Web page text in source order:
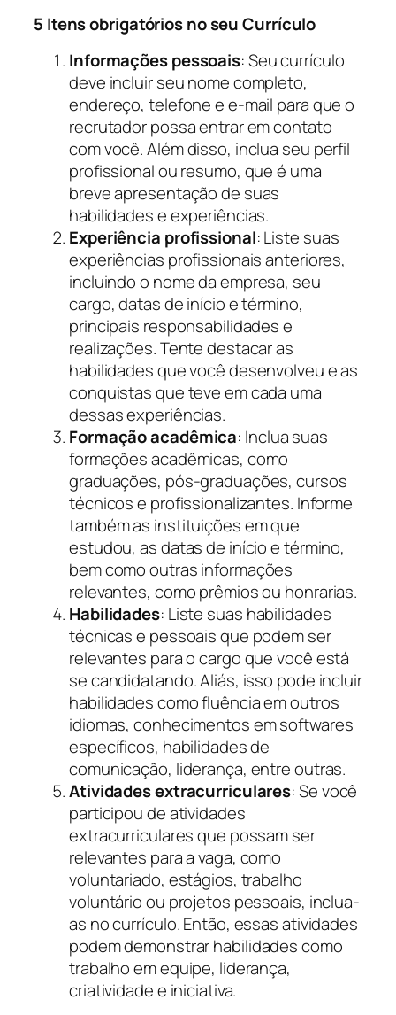
5 Itens obrigatórios no seu Currículo
Informações pessoais: Seu currículo
deve incluir seu nome completo,
endereço, telefone e e-mail para que o
recrutador possa entrar em contato
com você. Além disso, inclua seu perfil
profissional ou resumo, que é uma
breve apresentação de suas
habilidades e experiências.
Experiência profissional: Liste suas
experiências profissionais anteriores,
incluindo o nome da empresa, seu
cargo, datas de início e término,
principais responsabilidades e
realizações. Tente destacar as
habilidades que você desenvolveu e as
conquistas que teve em cada uma
dessas experiências.
Formação acadêmica: Inclua suas
formações acadêmicas, como
graduações, pós-graduações, cursos
técnicos e profissionalizantes. Informe
também as instituições em que
estudou, as datas de início e término,
bem como outras informações
relevantes, como prêmios ou honrarias.
Habilidades: Liste suas habilidades
técnicas e pessoais que podem ser
relevantes para o cargo que você está
se candidatando. Aliás, isso pode incluir
habilidades como fluência em outros
idiomas, conhecimentos em softwares
específicos, habilidades de
comunicação, liderança, entre outras.
Atividades extracurriculares: Se você
participou de atividades
extracurriculares que possam ser
relevantes para a vaga, como
voluntariado, estágios, trabalho
voluntário ou projetos pessoais, inclua-
as no currículo. Então, essas atividades
podem demonstrar habilidades como
trabalho em equipe, liderança,
criatividade e iniciativa.